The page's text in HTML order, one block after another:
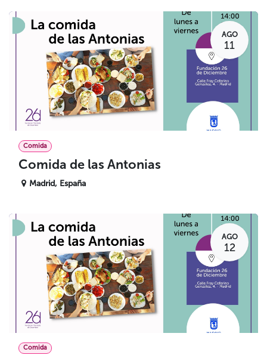
AGO
11
Comida
Comida de las Antonias
Madrid, España
AGO
12
Comida